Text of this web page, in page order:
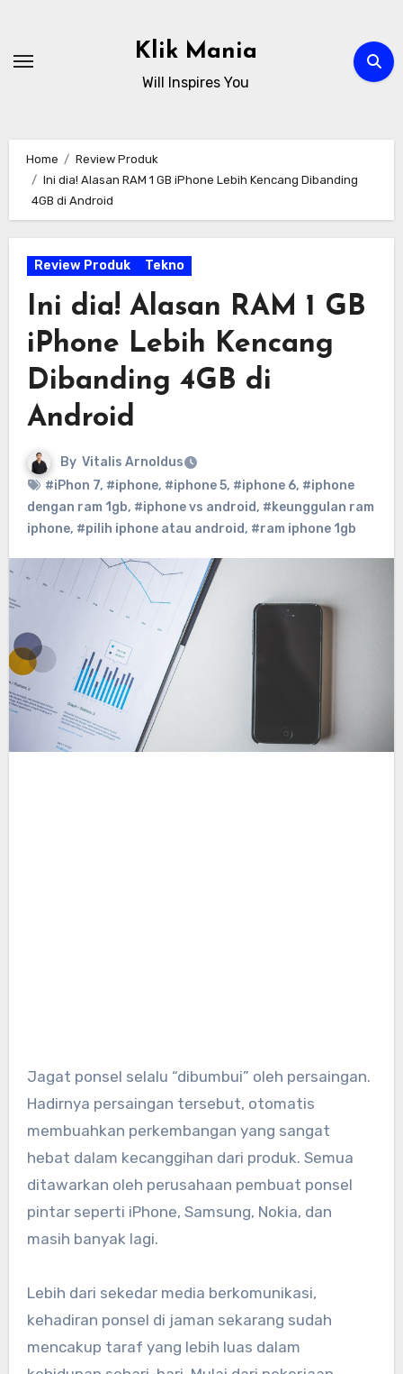
content
Klik Mania
Will Inspires You
Home
Review Produk
Ini dia! Alasan RAM 1 GB iPhone Lebih Kencang Dibanding
4GB di Android
Review Produk Tekno
Ini dia! Alasan RAM 1 GB
iPhone Lebih Kencang
Dibanding 4GB di
Android
By Vitalis Arnoldus
#iPhon 7, #iphone, #iphone 5, #iphone 6, #iphone
dengan ram 1gb, #iphone vs android, #keunggulan ram
iphone, #pilih iphone atau android, #ram iphone 1gb
Jagat ponsel selalu “dibumbui” oleh persaingan.
Hadirnya persaingan tersebut, otomatis
membuahkan perkembangan yang sangat
hebat dalam kecanggihan dari produk. Semua
ditawarkan oleh perusahaan pembuat ponsel
pintar seperti iPhone, Samsung, Nokia, dan
masih banyak lagi.
Lebih dari sekedar media berkomunikasi,
kehadiran ponsel di jaman sekarang sudah
mencakup taraf yang lebih luas dalam